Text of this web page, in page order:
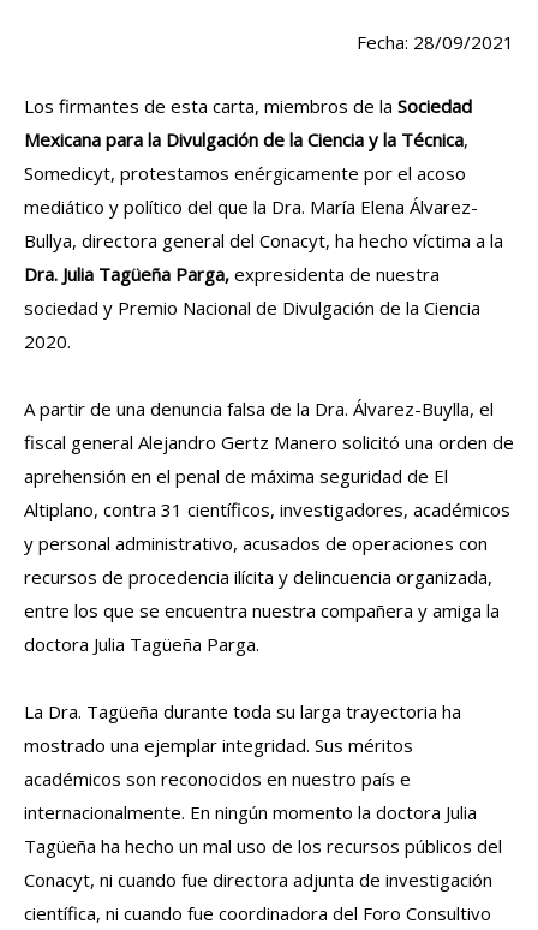
Fecha: 28/09/2021
Los firmantes de esta carta, miembros de la Sociedad
Mexicana para la Divulgación de la Ciencia y la Técnica,
Somedicyt, protestamos enérgicamente por el acoso
mediático y político del que la Dra. María Elena Álvarez-
Bullya, directora general del Conacyt, ha hecho víctima a la
Dra. Julia Tagüeña Parga, expresidenta de nuestra
sociedad y Premio Nacional de Divulgación de la Ciencia
2020.
A partir de una denuncia falsa de la Dra. Álvarez-Buylla, el
fiscal general Alejandro Gertz Manero solicitó una orden de
aprehensión en el penal de máxima seguridad de El
Altiplano, contra 31 científicos, investigadores, académicos
y personal administrativo, acusados de operaciones con
recursos de procedencia ilícita y delincuencia organizada,
entre los que se encuentra nuestra compañera y amiga la
doctora Julia Tagüeña Parga.
La Dra. Tagüeña durante toda su larga trayectoria ha
mostrado una ejemplar integridad. Sus méritos
académicos son reconocidos en nuestro país e
internacionalmente. En ningún momento la doctora Julia
Tagüeña ha hecho un mal uso de los recursos públicos del
Conacyt, ni cuando fue directora adjunta de investigación
científica, ni cuando fue coordinadora del Foro Consultivo